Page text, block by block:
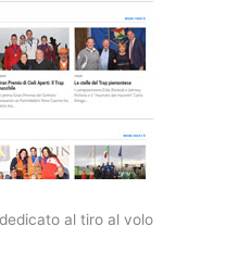
al tiro al volo